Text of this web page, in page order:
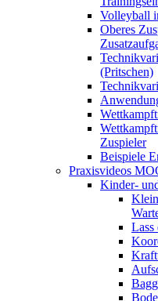
Volleyball
Oberes
(Pritschen)
Zuspieler
Beispiele
Praxisvideos
Kinder-
Lass